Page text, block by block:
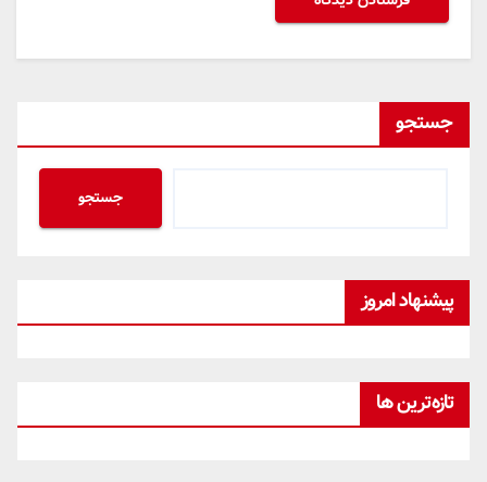
جستجو
جستجو
پیشنهاد امروز
تازه‌ترین ها